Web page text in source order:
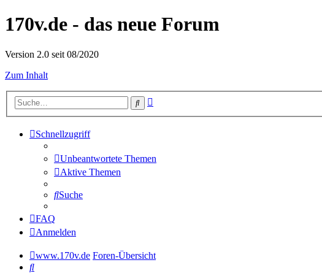
170v.de - das neue Forum
Version 2.0 seit 08/2020
Zum Inhalt
Suche
Schnellzugriff
Unbeantwortete Themen
Aktive Themen
Suche
FAQ
Anmelden
www.170v.de Foren-Übersicht
Suche